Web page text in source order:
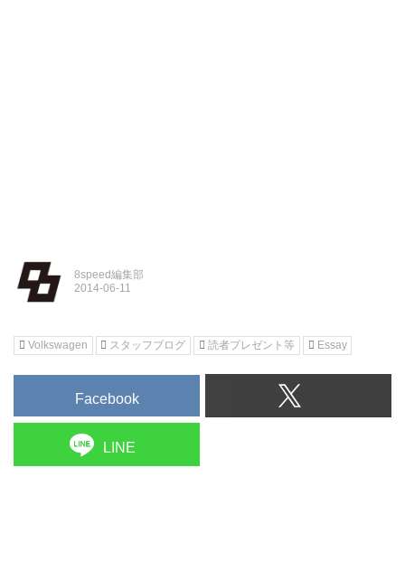
8speed編集部
Volkswagen スタッフブログ 読者プレゼント等 Essay
Facebook
LINE